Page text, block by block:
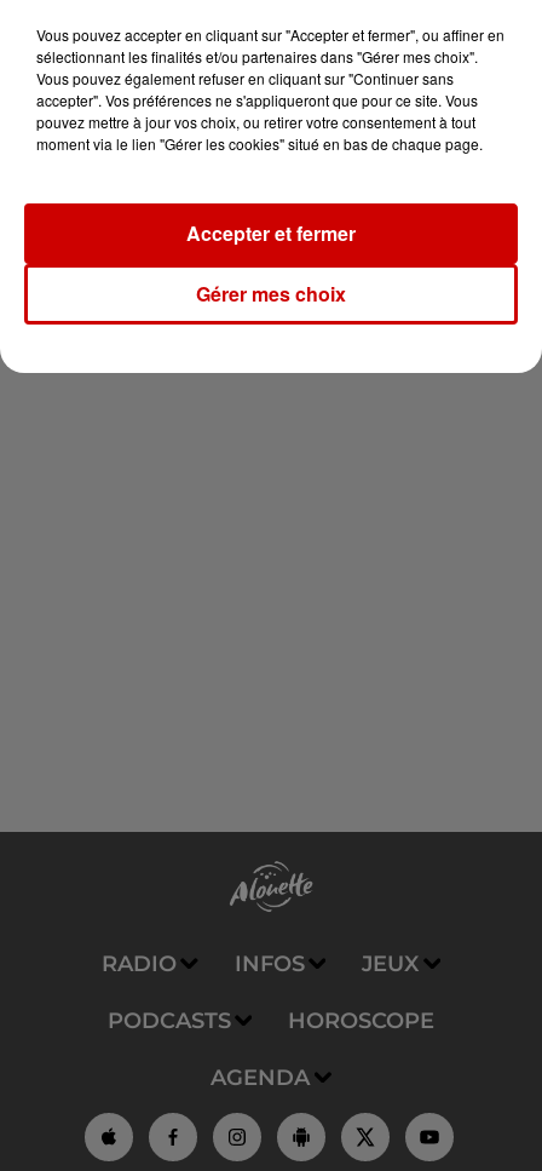
Le Duel - Gagnez votre balade
en jet ski !
Newsletter
RADIO INFOS JEUX
PODCASTS HOROSCOPE
AGENDA
Vous pouvez accepter en cliquant sur "Accepter et fermer", ou affiner en
sélectionnant les finalités et/ou partenaires dans "Gérer mes choix".
Vous pouvez également refuser en cliquant sur "Continuer sans
accepter". Vos préférences ne s'appliqueront que pour ce site. Vous
pouvez mettre à jour vos choix, ou retirer votre consentement à tout
moment via le lien "Gérer les cookies" situé en bas de chaque page.
Gérer mes choix
Accepter et fermer